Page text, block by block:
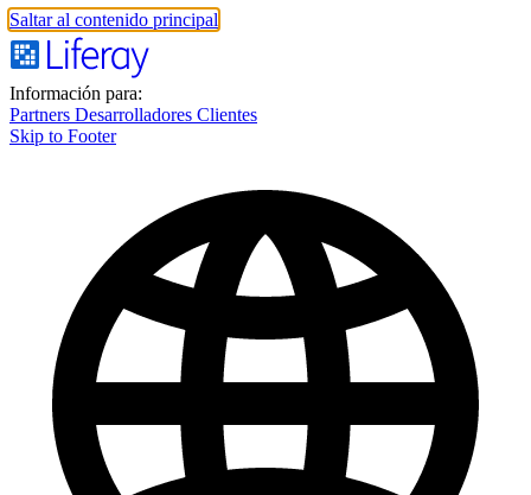
Saltar al contenido principal
Información para:
Partners Desarrolladores Clientes
Skip to Footer